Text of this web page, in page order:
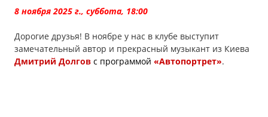
8 ноября 2025 г., суббота, 18:00
Дорогие друзья! В ноябре у нас в клубе выступит
замечательный автор и прекрасный музыкант из Киева
Дмитрий Долгов с программой «Автопортрет».